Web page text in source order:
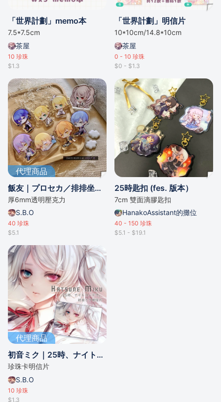
「世界計劃」memo本
7.5*7.5cm
茶屋
10 珍珠
$1.3
「世界計劃」明信片
10*10cm/14.8*10cm
茶屋
0 - 10 珍珠
$0 - $1.3
代理商品
飯友｜プロセカ／排排坐（全8款）
厚6mm透明壓克力
S.B.O
40 珍珠
$5.1
25時匙扣 (fes. 版本）
7cm 雙面滴膠匙扣
HanakoAssistant的攤位
40 - 150 珍珠
$5.1 - $19.1
代理商品
初音ミク｜25時、ナイトコードで。
珍珠卡明信片
S.B.O
10 珍珠
$1.3